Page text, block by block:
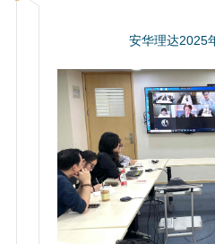
安华理达2025